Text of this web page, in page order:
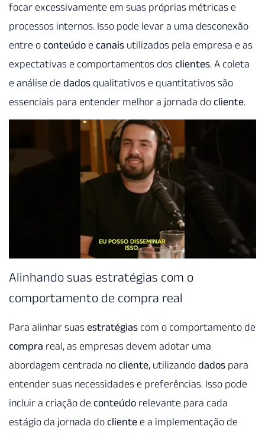
focar excessivamente em suas próprias métricas e
processos internos. Isso pode levar a uma desconexão
entre o conteúdo e canais utilizados pela empresa e as
expectativas e comportamentos dos clientes. A coleta
e análise de dados qualitativos e quantitativos são
essenciais para entender melhor a jornada do cliente.
Alinhando suas estratégias com o
comportamento de compra real
Para alinhar suas estratégias com o comportamento de
compra real, as empresas devem adotar uma
abordagem centrada no cliente, utilizando dados para
entender suas necessidades e preferências. Isso pode
incluir a criação de conteúdo relevante para cada
estágio da jornada do cliente e a implementação de